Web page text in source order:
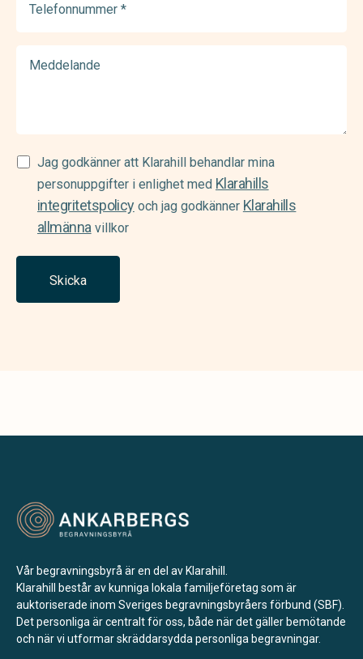
(Required)
Samtycke
(Required)
Jag godkänner att Klarahill behandlar mina
personuppgifter i enlighet med Klarahills
integritetspolicyoch jag godkänner Klarahills
allmännavillkor
Skicka
Vår begravningsbyrå är en del av Klarahill.
Klarahill består av kunniga lokala familjeföretag som är
auktoriserade inom Sveriges begravningsbyråers förbund (SBF).
Det personliga är centralt för oss, både när det gäller bemötande
och när vi utformar skräddarsydda personliga begravningar.